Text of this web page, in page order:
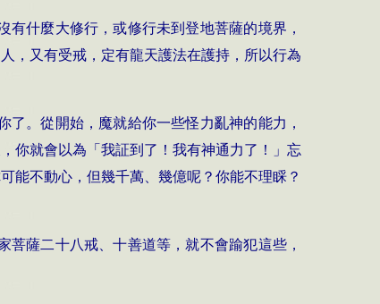
什麼大修行，或修行未到登地菩薩的境界，
，又有受戒，定有龍天護法在護持，所以行為
。從開始，魔就給你一些怪力亂神的能力，
你就會以為「我証到了！我有神通力了！」忘
能不動心，但幾千萬、幾億呢？你能不理睬？
薩二十八戒、十善道等，就不會踰犯這些，